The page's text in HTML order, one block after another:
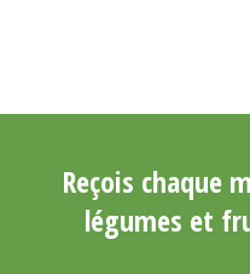
Reçois chaque
légumes et